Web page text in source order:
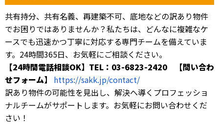
共有持分、共有名義、再建築不可、底地などの訳あり物件
でお困りではありませんか？私たちは、どんなに複雑なケ
ースでも迅速かつ丁寧に対応する専門チームを備えていま
す。24時間365日、お気軽にご相談ください。
【24時間電話相談OK】TEL：03-6823-2420 【問い合わ
せフォーム】 https://sakk.jp/contact/
訳あり物件の可能性を見出し、解決へ導くプロフェッショ
ナルチームがサポートします。お気軽にお問い合わせくだ
さい！